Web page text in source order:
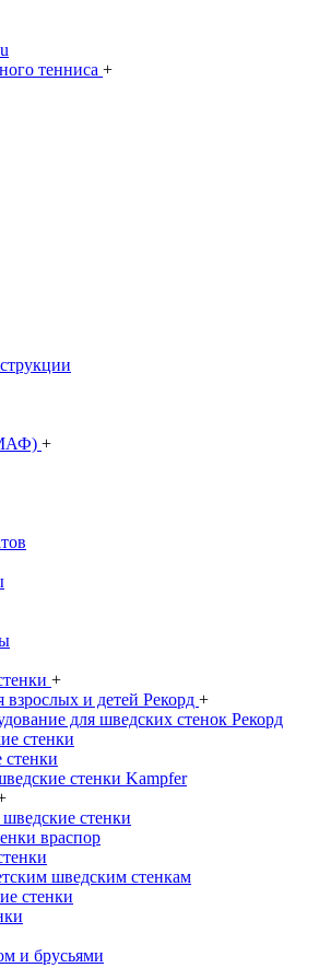
тенниса +
+
+
и детей Рекорд +
для шведских стенок Рекорд
стенки
стенки Kampfer
стенки
враспор
шведским стенкам
стенки
и брусьями